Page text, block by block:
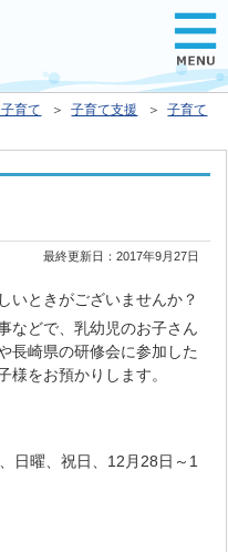
育て ＞子育て支援 ＞子育て
最終更新日：2017年9月27日
いときがございませんか？
などで、乳幼児のお子さん
長崎県の研修会に参加した
様をお預かりします。
日曜、祝日、12月28日～1